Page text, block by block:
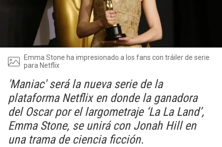
Emma Stone ha impresionado a los fans con tráiler de serie
para Netflix
'Maniac' será la nueva serie de la
plataforma Netflix en donde la ganadora
del Oscar por el largometraje ‘La La Land’,
Emma Stone, se unirá con Jonah Hill en
una trama de ciencia ficción.